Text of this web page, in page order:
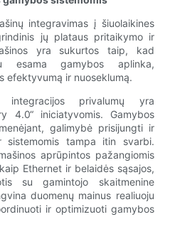
integravimas į šiuolaikines
jų plataus pritaikymo ir
yra sukurtos taip, kad
esama gamybos aplinka,
efektyvumą ir nuoseklumą.
integracijos privalumų yra
4.0“ iniciatyvomis. Gamybos
galimybė prisijungti ir
tampa itin svarbi.
aprūpintos pažangiomis
Ethernet ir belaidės sąsajos,
su gamintojo skaitmenine
duomenų mainus realiuoju
ir optimizuoti gamybos